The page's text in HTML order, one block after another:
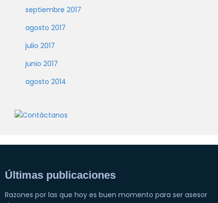
septiembre 2017
agosto 2017
julio 2017
junio 2017
agosto 2014
Últimas publicaciones
Razones por las que hoy es buen momento para ser asesor